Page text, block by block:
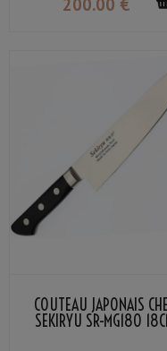
200.00 €
COUTEAU JAPONAIS
SEKIRYU SR-MG180